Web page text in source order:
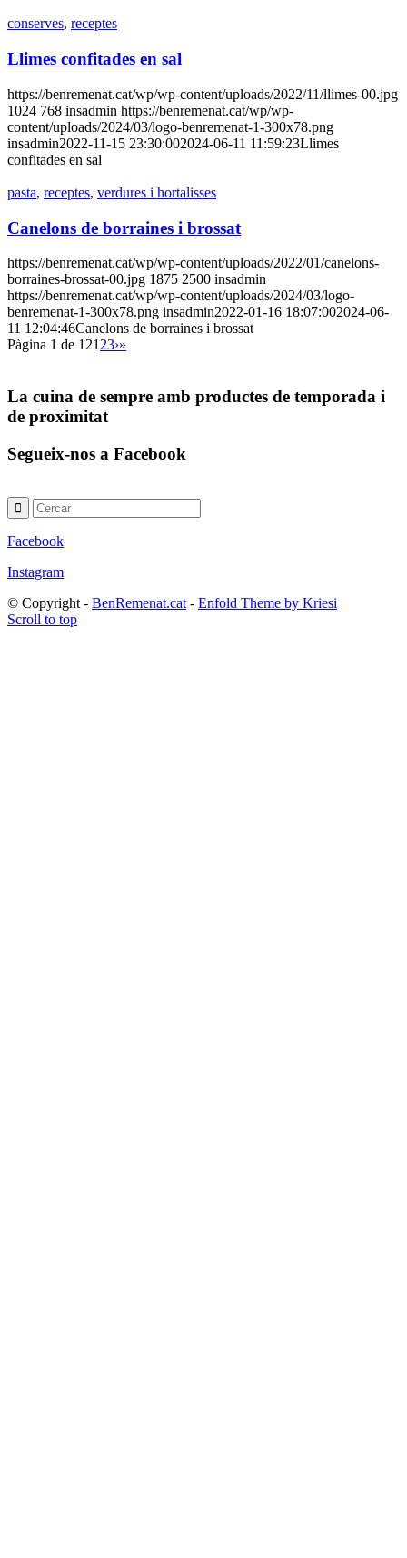
conserves, receptes
Llimes confitades en sal
https://benremenat.cat/wp/wp-content/uploads/2022/11/llimes-00.jpg
1024 768 insadmin https://benremenat.cat/wp/wp-
content/uploads/2024/03/logo-benremenat-1-300x78.png
insadmin2022-11-15 23:30:002024-06-11 11:59:23Llimes
confitades en sal
pasta, receptes, verdures i hortalisses
Canelons de borraines i brossat
https://benremenat.cat/wp/wp-content/uploads/2022/01/canelons-
borraines-brossat-00.jpg 1875 2500 insadmin
https://benremenat.cat/wp/wp-content/uploads/2024/03/logo-
benremenat-1-300x78.png insadmin2022-01-16 18:07:002024-06-
11 12:04:46Canelons de borraines i brossat
Pàgina 1 de 121 23›»
La cuina de sempre amb productes de temporada i
de proximitat
Segueix-nos a Facebook
Facebook
Instagram
© Copyright - BenRemenat.cat- Enfold Theme by Kriesi
Scroll to top